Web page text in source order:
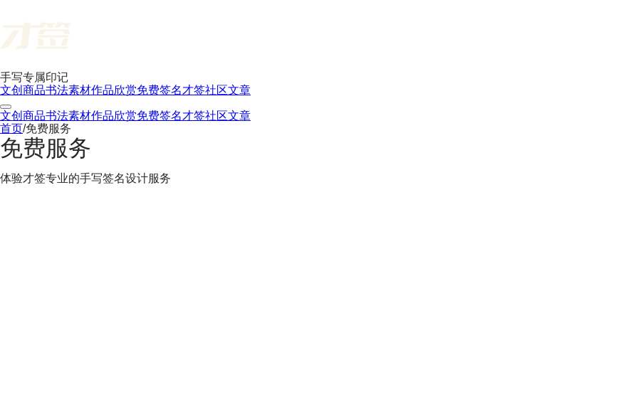
手写专属印记
文创商品书法素材作品欣赏免费签名才签社区文章
文创商品书法素材作品欣赏免费签名才签社区文章
首页/免费服务
免费服务
体验才签专业的手写签名设计服务